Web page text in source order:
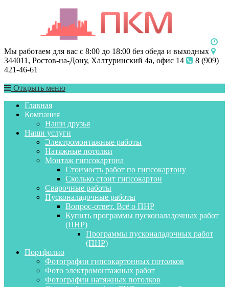
Мы работаем для вас с 8:00 до 18:00 без обеда и выходных
344011, Ростов-на-Дону, Халтуринский 4а, офис 14
8 (909)
421-46-61
Открыть меню
Главная
Компания
Наши друзья
Наши услуги
Электромонтажные работы
Натяжные потолки
Монтаж гипсокартона
Стоимость работ по гипсокартону
Сколько стоит гипсокартон
Сварочные работы
Пусконаладочные работы
Вопрос-ответ. Всё о ПНР
Купить программы пусконаладочных работ
(ПНР)
Программы пусконаладочных работ
(ПНР)
Портфолио
Фотографии гипсокартонных потолков
Фото электромонтажных работ
Фотографии натяжных потолков